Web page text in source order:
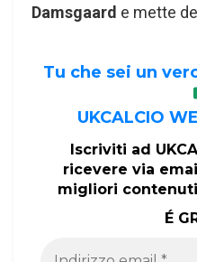
Damsgaard e mette
Tu che sei un
UKCALCIO
Iscriviti ad
ricevere via
migliori contenuti
É